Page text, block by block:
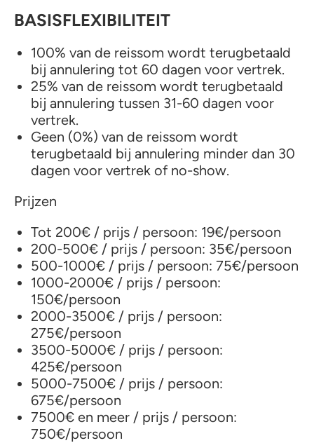
BASISFLEXIBILITEIT
100% van de reissom wordt terugbetaald
bij annulering tot 60 dagen voor vertrek.
25% van de reissom wordt terugbetaald
bij annulering tussen 31-60 dagen voor
vertrek.
Geen (0%) van de reissom wordt
terugbetaald bij annulering minder dan 30
dagen voor vertrek of no-show.
Prijzen
Tot 200€ / prijs / persoon: 19€/persoon
200-500€ / prijs / persoon: 35€/persoon
500-1000€ / prijs / persoon: 75€/persoon
1000-2000€ / prijs / persoon:
150€/persoon
2000-3500€ / prijs / persoon:
275€/persoon
3500-5000€ / prijs / persoon:
425€/persoon
5000-7500€ / prijs / persoon:
675€/persoon
7500€ en meer / prijs / persoon:
750€/persoon